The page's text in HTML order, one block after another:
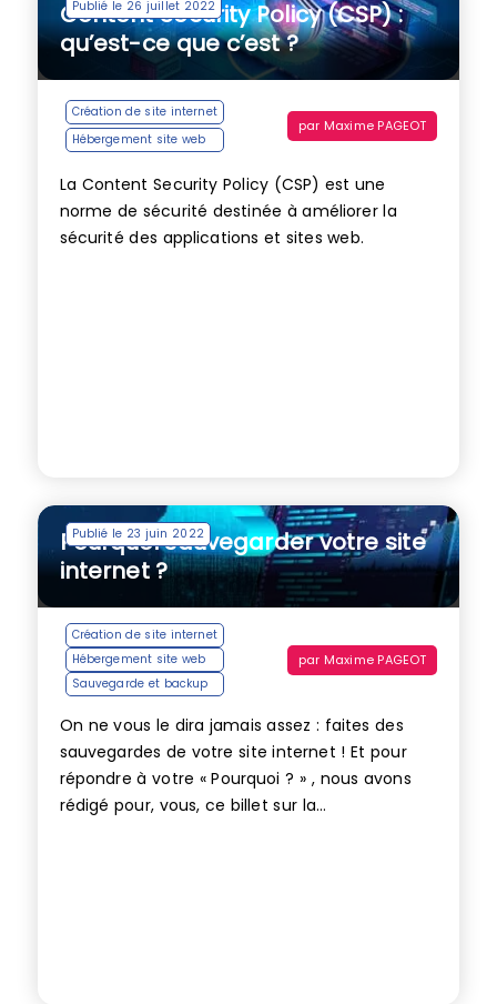
Publié le 26 juillet 2022
Content Security Policy (CSP) :
qu’est-ce que c’est ?
Création de site internet
Hébergement site web
par Maxime PAGEOT
La Content Security Policy (CSP) est une
norme de sécurité destinée à améliorer la
sécurité des applications et sites web.
Publié le 23 juin 2022
Pourquoi sauvegarder votre site
internet ?
Création de site internet
Hébergement site web
Sauvegarde et backup
par Maxime PAGEOT
On ne vous le dira jamais assez : faites des
sauvegardes de votre site internet ! Et pour
répondre à votre « Pourquoi ? » , nous avons
rédigé pour, vous, ce billet sur la...